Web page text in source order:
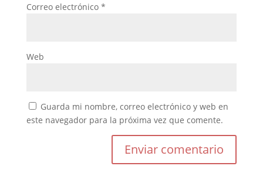
Correo electrónico *
Web
Guarda mi nombre, correo electrónico y web en
este navegador para la próxima vez que comente.